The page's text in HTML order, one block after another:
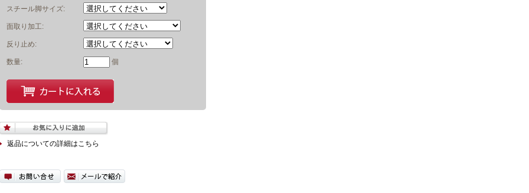
スチール脚サイズ:
面取り加工:
反り止め:
数量: 個
返品についての詳細はこちら